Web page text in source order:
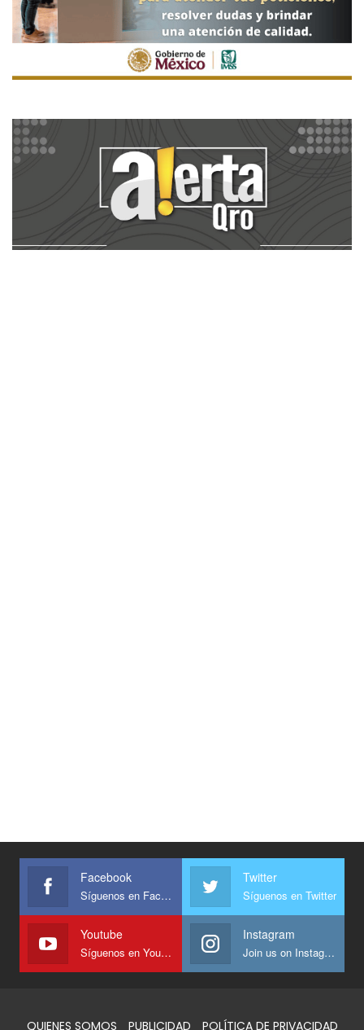
Facebook
Síguenos en Facebook
Twitter
Síguenos en Twitter
Youtube
Síguenos en Youtube
Instagram
Join us on Instagram
QUIENES SOMOS PUBLICIDAD POLÍTICA DE PRIVACIDAD